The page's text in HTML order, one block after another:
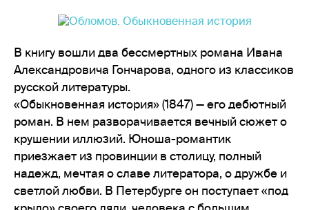
В книгу вошли два бессмертных романа Ивана
Александровича Гончарова, одного из классиков
русской литературы.
«Обыкновенная история» (1847) — его дебютный
роман. В нем разворачивается вечный сюжет о
крушении иллюзий. Юноша-романтик
приезжает из провинции в столицу, полный
надежд, мечтая о славе литератора, о дружбе и
светлой любви. В Петербурге он поступает «под